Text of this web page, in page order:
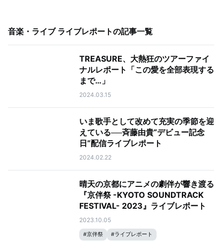
音楽・ライブ ライブレポートの記事一覧
TREASURE、大熱狂のツアーファイ
ナルレポート「この愛を全部表現する
まで…」
2024.03.15
いま歌手として改めて充実の季節を迎
えている──斉藤由貴“デビュー記念
日”配信ライブレポート
2024.02.22
晴天の京都にアニメの劇伴が響き渡る
『京伴祭 -KYOTO SOUNDTRACK
FESTIVAL- 2023』ライブレポート
2023.10.05
#京伴祭 #ライブレポート